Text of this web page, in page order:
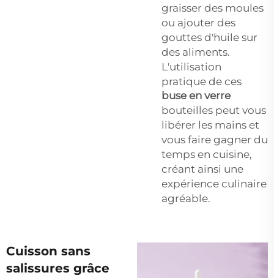
graisser des moules
ou ajouter des
gouttes d'huile sur
des aliments.
L'utilisation
pratique de ces
buse en verre
bouteilles peut vous
libérer les mains et
vous faire gagner du
temps en cuisine,
créant ainsi une
expérience culinaire
agréable.
Cuisson sans
salissures grâce